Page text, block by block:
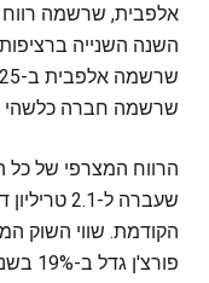
שרשמה חברה כלשהי
הרווח המצרפי של כל
פורצ'ן גדל ב-19% בשנה שעברה, ל-55 טריליון דולר.